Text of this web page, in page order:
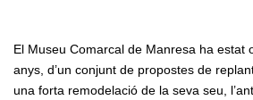
El Museu Comarcal de Manresa ha estat
anys, d’un conjunt de propostes de
una forta remodelació de la seva seu,